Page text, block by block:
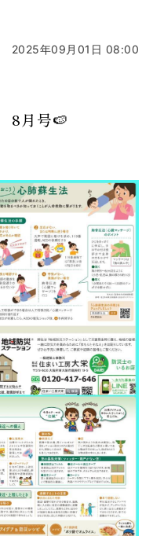
2025年09月01日 08:00
8月号🍉